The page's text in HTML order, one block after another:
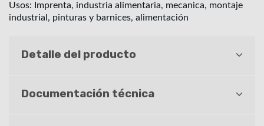
Usos: Imprenta, industria alimentaria, mecanica, montaje
industrial, pinturas y barnices, alimentación
Detalle del producto
Documentación técnica